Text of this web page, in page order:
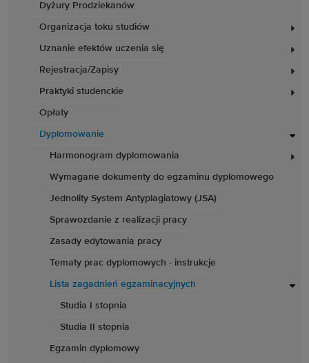
Dyżury Prodziekanów
Organizacja toku studiów
Uznanie efektów uczenia się
Rejestracja/Zapisy
Praktyki studenckie
Opłaty
Dyplomowanie
Harmonogram dyplomowania
Wymagane dokumenty do egzaminu dyplomowego
Jednolity System Antyplagiatowy (JSA)
Sprawozdanie z realizacji pracy
Zasady edytowania pracy
Tematy prac dyplomowych - instrukcje
Lista zagadnień egzaminacyjnych
Studia I stopnia
Studia II stopnia
Egzamin dyplomowy